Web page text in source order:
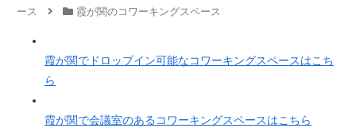
ース
霞が関のコワーキングスペース
霞が関でドロップイン可能なコワーキングスペースはこち
ら
霞が関で会議室のあるコワーキングスペースはこちら